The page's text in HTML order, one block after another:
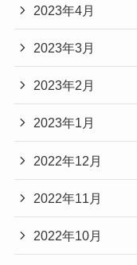
2023年4月
2023年3月
2023年2月
2023年1月
2022年12月
2022年11月
2022年10月